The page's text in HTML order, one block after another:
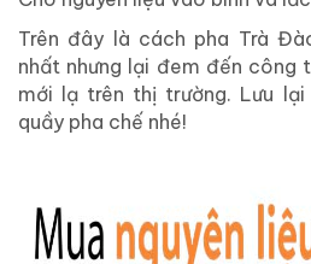
Trên đây là cách pha Trà
nhất nhưng lại đem đến công
mới lạ trên thị trường. Lưu
quầy pha chế nhé!